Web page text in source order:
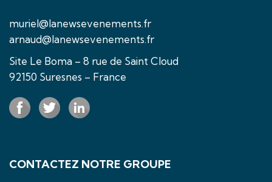
muriel@lanewsevenements.fr
arnaud@lanewsevenements.fr
Site Le Boma – 8 rue de Saint Cloud
92150 Suresnes – France
CONTACTEZ NOTRE GROUPE